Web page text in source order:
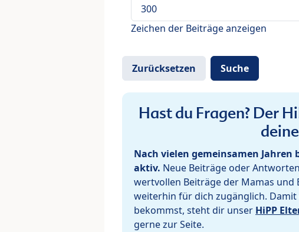
Zeichen der Beiträge anzeigen
Hast du Fragen? Der
Nach vielen gemeinsamen
aktiv. Neue Beiträge oder
wertvollen Beiträge der Mamas und
weiterhin für dich zugänglich.
bekommst, steht dir unser HiPP
gerne zur Seite.